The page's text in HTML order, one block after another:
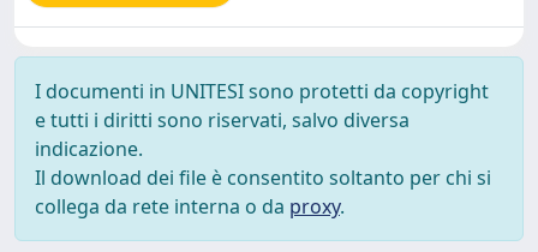
I documenti in UNITESI sono protetti da copyright
e tutti i diritti sono riservati, salvo diversa
indicazione.
Il download dei file è consentito soltanto per chi si
collega da rete interna o da proxy.